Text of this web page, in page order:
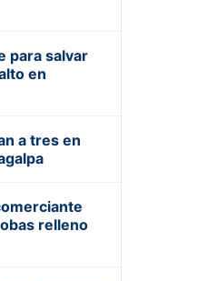
para salvar
en
a tres en
relleno